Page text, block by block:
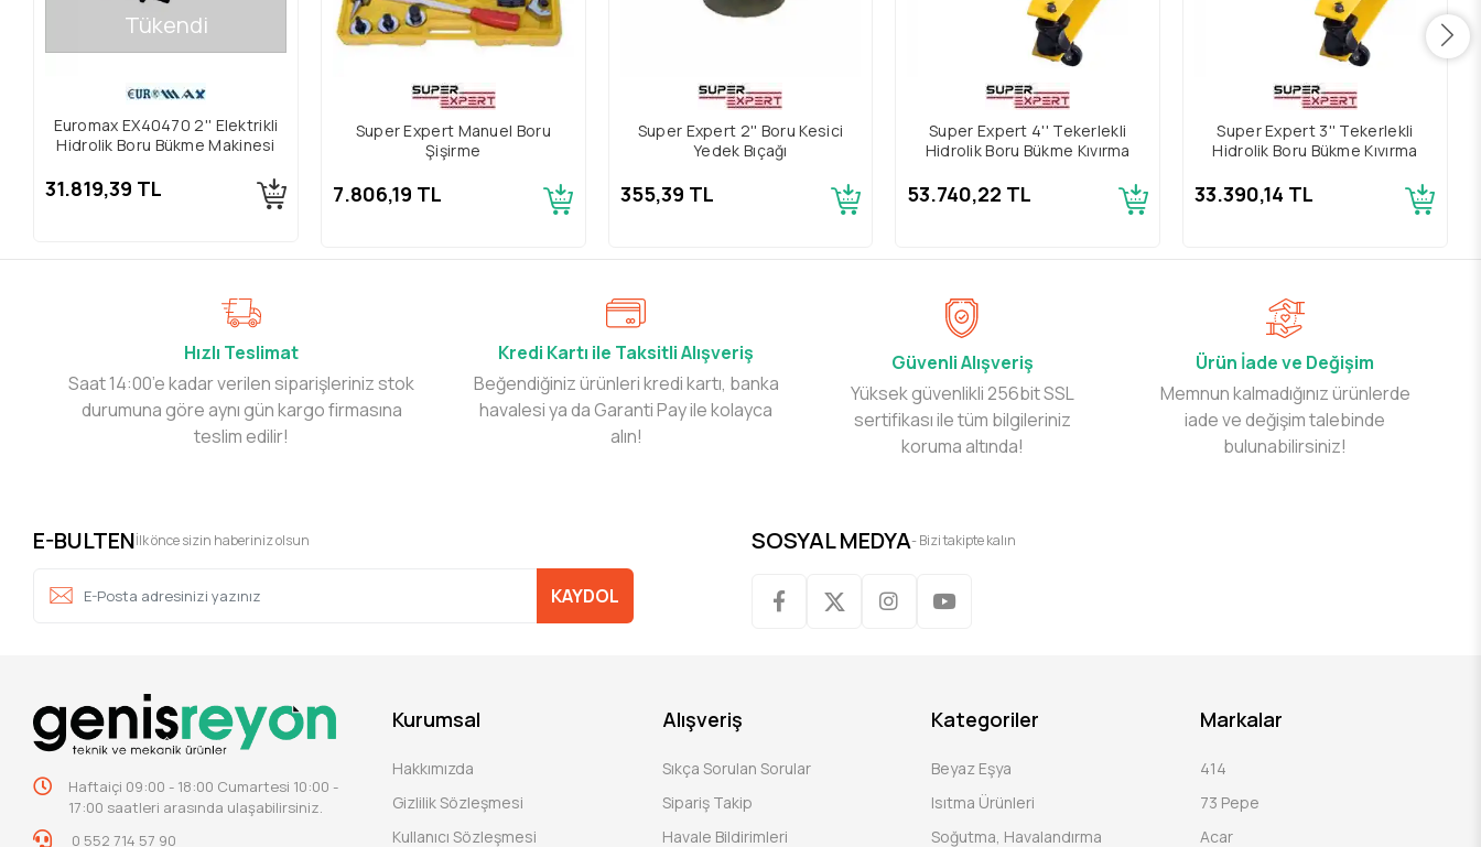
Tükendi
Euromax EX40470 2'' Elektrikli
Hidrolik Boru Bükme Makinesi
31.819,39 TL
Super Expert Manuel Boru
Şişirme
7.806,19 TL
Super Expert 2'' Boru Kesici
Yedek Bıçağı
355,39 TL
Super Expert 4'' Tekerlekli
Hidrolik Boru Bükme Kıvırma
53.740,22 TL
Super Expert 3'' Tekerlekli
Hidrolik Boru Bükme Kıvırma
33.390,14 TL
Hızlı Teslimat
Saat 14:00’e kadar verilen siparişleriniz stok
durumuna göre aynı gün kargo firmasına
teslim edilir!
Kredi Kartı ile Taksitli Alışveriş
Beğendiğiniz ürünleri kredi kartı, banka
havalesi ya da Garanti Pay ile kolayca
alın!
Güvenli Alışveriş
Yüksek güvenlikli 256bit SSL
sertifikası ile tüm bilgileriniz
koruma altında!
Ürün İade ve Değişim
Memnun kalmadığınız ürünlerde
iade ve değişim talebinde
bulunabilirsiniz!
E-BULTENİlk önce sizin haberiniz olsun
KAYDOL
SOSYAL MEDYA- Bizi takipte kalın
Haftaiçi 09:00 - 18:00 Cumartesi 10:00 -
17:00 saatleri arasında ulaşabilirsiniz.
0 552 714 57 90
Kurumsal
Hakkımızda
Gizlilik Sözleşmesi
Kullanıcı Sözleşmesi
Alışveriş
Sıkça Sorulan Sorular
Sipariş Takip
Havale Bildirimleri
Kategoriler
Beyaz Eşya
Isıtma Ürünleri
Soğutma, Havalandırma
Markalar
414
73 Pepe
Acar